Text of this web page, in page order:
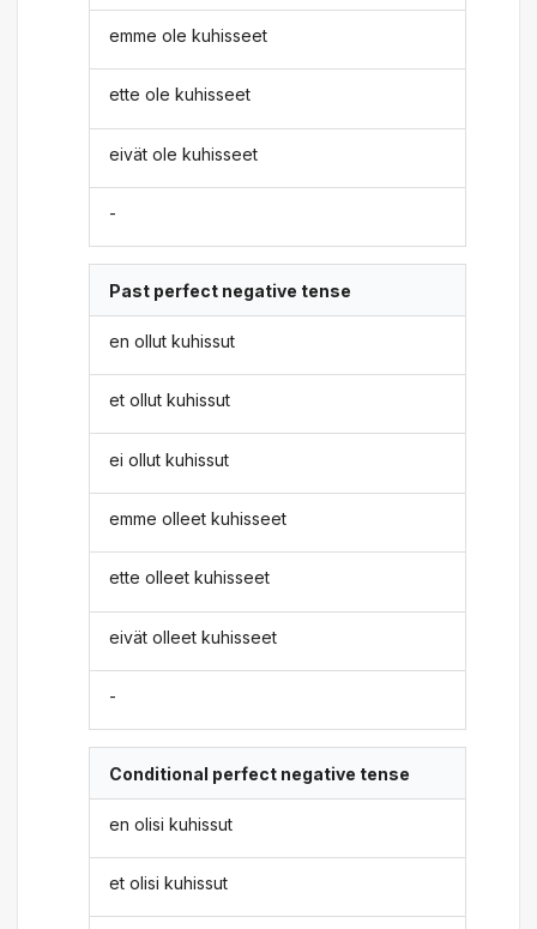
emme ole kuhisseet
ette ole kuhisseet
eivät ole kuhisseet
-
Past perfect negative tense
en ollut kuhissut
et ollut kuhissut
ei ollut kuhissut
emme olleet kuhisseet
ette olleet kuhisseet
eivät olleet kuhisseet
-
Conditional perfect negative tense
en olisi kuhissut
et olisi kuhissut